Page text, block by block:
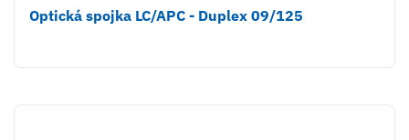
Optická spojka LC/APC - Duplex 09/125